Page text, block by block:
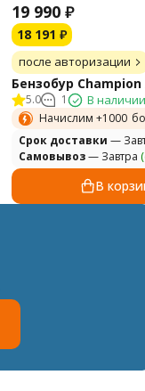
19 990 ₽
18 191 ₽
после авторизации
Бензобур Champion
5.0 1 В наличии
Начислим +1000
Cрок доставки —
Самовывоз— Завтра
В